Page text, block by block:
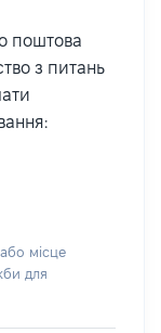
поштова
з питань
місце
для